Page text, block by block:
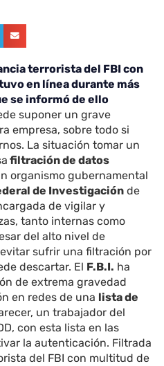
terrorista del FBI con
en línea durante más
se informó de ello
suponer un grave
empresa, sobre todo si
La situación tomar un
filtración de datos
organismo gubernamental
de Investigación de
de vigilar y
tanto internas como
del alto nivel de
sufrir una filtración por
descartar. El F.B.I. ha
de extrema gravedad
en redes de una lista de
un trabajador del
con esta lista en las
la autenticación. Filtrada
del FBI con multitud de